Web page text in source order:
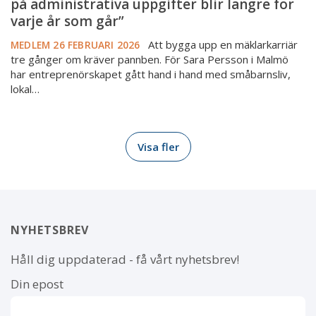
går”
på administrativa uppgifter blir längre för
varje år som går”
MEDLEM 26 FEBRUARI 2026
Att bygga upp en mäklarkarriär
tre gånger om kräver pannben. För Sara Persson i Malmö
har entreprenörskapet gått hand i hand med småbarnsliv,
lokal…
Visa fler
NYHETSBREV
Håll dig uppdaterad - få vårt nyhetsbrev!
Din epost